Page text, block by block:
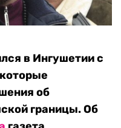
в Ингушетии с
об
границы. Об